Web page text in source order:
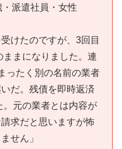
派遣社員・女性
けたのですが、3回目
まになりました。連
ったく別の名前の業者
だ。残債を即時返済
元の業者とは内容が
求だと思いますが怖
せん」